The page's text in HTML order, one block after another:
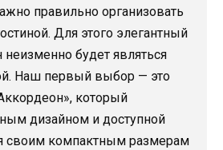
правильно организовать
Для этого элегантный
будет являться
Наш первый выбор — это
который
дизайном и доступной
своим компактным размерам